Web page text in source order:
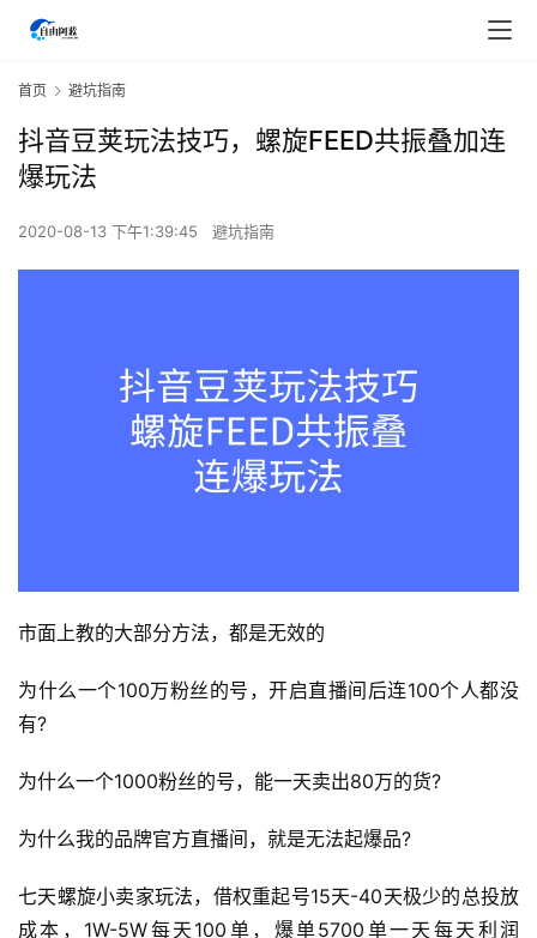
首页 避坑指南
抖音豆荚玩法技巧，螺旋FEED共振叠加连
爆玩法
2020-08-13 下午1:39:45 避坑指南
市面上教的大部分方法，都是无效的
为什么一个100万粉丝的号，开启直播间后连100个人都没
有?
为什么一个1000粉丝的号，能一天卖出80万的货?
为什么我的品牌官方直播间，就是无法起爆品?
七天螺旋小卖家玩法，借权重起号15天-40天极少的总投放
成本，1W-5W每天100单，爆单5700单一天每天利润